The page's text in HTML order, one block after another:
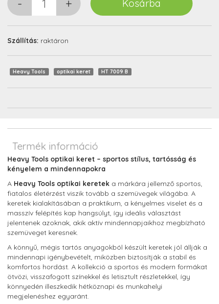
Szállítás: raktáron
Heavy Tools optikai keret HT 7009 B
Termék információ
Heavy Tools optikai keret – sportos stílus, tartósság és
kényelem a mindennapokra
A Heavy Tools optikai keretek a márkára jellemző sportos,
fiatalos életérzést viszik tovább a szemüvegek világába. A
keretek kialakításában a praktikum, a kényelmes viselet és a
masszív felépítés kap hangsúlyt, így ideális választást
jelentenek azoknak, akik aktív mindennapjaikhoz megbízható
szemüveget keresnek.
A könnyű, mégis tartós anyagokból készült keretek jól állják a
mindennapi igénybevételt, miközben biztosítják a stabil és
komfortos hordást. A kollekció a sportos és modern formákat
ötvözi, visszafogott színekkel és letisztult részletekkel, így
könnyedén illeszkedik hétköznapi és munkahelyi
megjelenéshez egyaránt.